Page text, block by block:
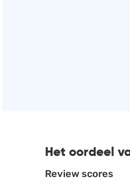
Het oordeel
Review scores